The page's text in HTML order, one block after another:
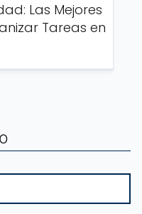
Las Mejores
Tareas en